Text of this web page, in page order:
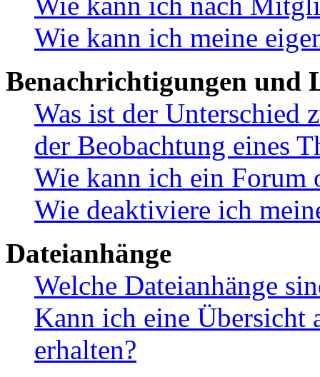
Wie kann ich meine
Benachrichtigungen und
Was ist der Unterschied
der Beobachtung eines
Wie kann ich ein Forum
Wie deaktiviere ich
Dateianhänge
Welche Dateianhänge
Kann ich eine Übersicht
erhalten?